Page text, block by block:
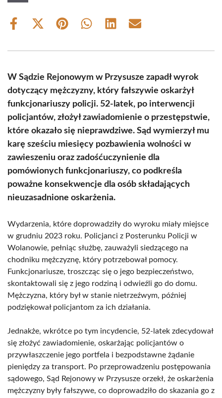
Share
Share
(Twitter)
Share Share Share Share
W Sądzie Rejonowym w Przysusze zapadł wyrok
dotyczący mężczyzny, który fałszywie oskarżył
funkcjonariuszy policji. 52-latek, po interwencji
policjantów, złożył zawiadomienie o przestępstwie,
które okazało się nieprawdziwe. Sąd wymierzył mu
karę sześciu miesięcy pozbawienia wolności w
zawieszeniu oraz zadośćuczynienie dla
pomówionych funkcjonariuszy, co podkreśla
poważne konsekwencje dla osób składających
nieuzasadnione oskarżenia.
Wydarzenia, które doprowadziły do wyroku miały miejsce
w grudniu 2023 roku. Policjanci z Posterunku Policji w
Wolanowie, pełniąc służbę, zauważyli siedzącego na
chodniku mężczyznę, który potrzebował pomocy.
Funkcjonariusze, troszcząc się o jego bezpieczeństwo,
skontaktowali się z jego rodziną i odwieźli go do domu.
Mężczyzna, który był w stanie nietrzeźwym, później
podziękował policjantom za ich działania.
Jednakże, wkrótce po tym incydencie, 52-latek zdecydował
się złożyć zawiadomienie, oskarżając policjantów o
przywłaszczenie jego portfela i bezpodstawne żądanie
pieniędzy za transport. Po przeprowadzeniu postępowania
sądowego, Sąd Rejonowy w Przysusze orzekł, że oskarżenia
mężczyzny były fałszywe, co doprowadziło do skazania go z